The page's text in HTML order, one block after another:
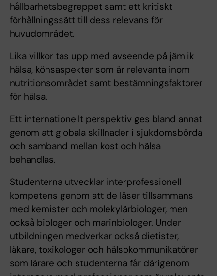
hållbarhetsbegreppet samt ett kritiskt
förhållningssätt till dess relevans för
huvudområdet.
Lika villkor tas upp med avseende på jämlik
hälsa, könsaspekter som är relevanta inom
nutritionsområdet samt bestämningsfaktorer
för hälsa.
Ett internationellt perspektiv ges bland annat
genom att globala skillnader i sjukdomsbörda
och samband mellan kost och hälsa
behandlas.
Studenterna utvecklar interprofessionell
kompetens genom att de läser tillsammans
med kemister och molekylärbiologer, men
också biologer och marinbiologer. Under
utbildningen medverkar också dietister,
läkare, toxikologer och hälsokommunikatörer
som lärare och studenterna får därigenom